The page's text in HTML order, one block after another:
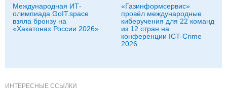
Международная ИТ-
олимпиада GoIT.space
взяла бронзу на
«Хакатонах России 2026»
«Газинформсервис»
провёл международные
киберучения для 22 команд
из 12 стран на
конференции ICT-Crime
2026
ИНТЕРЕСНЫЕ ССЫЛКИ